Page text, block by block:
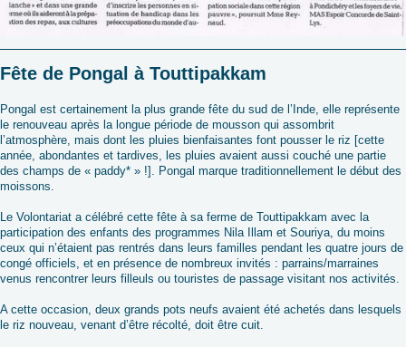
Fête de Pongal à Touttipakkam
Pongal est certainement la plus grande fête du sud de l’Inde, elle représente
le renouveau après la longue période de mousson qui assombrit
l’atmosphère, mais dont les pluies bienfaisantes font pousser le riz [cette
année, abondantes et tardives, les pluies avaient aussi couché une partie
des champs de « paddy* » !]. Pongal marque traditionnellement le début des
moissons.
Le Volontariat a célébré cette fête à sa ferme de Touttipakkam avec la
participation des enfants des programmes Nila Illam et Souriya, du moins
ceux qui n’étaient pas rentrés dans leurs familles pendant les quatre jours de
congé officiels, et en présence de nombreux invités : parrains/marraines
venus rencontrer leurs filleuls ou touristes de passage visitant nos activités.
A cette occasion, deux grands pots neufs avaient été achetés dans lesquels
le riz nouveau, venant d’être récolté, doit être cuit.